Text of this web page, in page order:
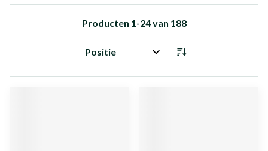
Producten 1-24van 188
Sorteer op: